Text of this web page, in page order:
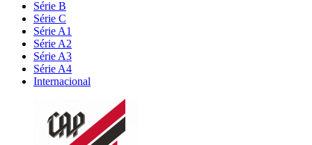
Série B
Série C
Série A1
Série A2
Série A3
Série A4
Internacional